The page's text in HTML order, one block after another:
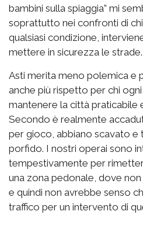
bambini sulla spiaggia” mi
soprattutto nei confronti di
qualsiasi condizione,
mettere in sicurezza le strade.
Asti merita meno polemica e
anche più rispetto per chi
mantenere la città praticabile
Secondo è realmente
per gioco, abbiano scavato e
porfido. I nostri operai sono
tempestivamente per
una zona pedonale, dove
e quindi non avrebbe senso
traffico per un intervento di